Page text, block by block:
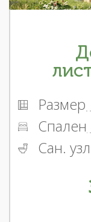
Размер
Спален
Сан.